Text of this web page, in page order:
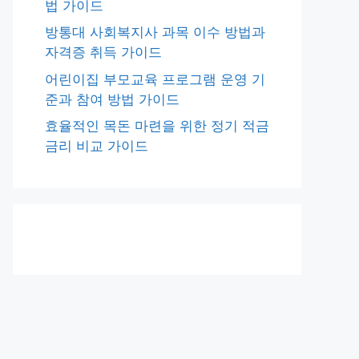
법 가이드
방통대 사회복지사 과목 이수 방법과
자격증 취득 가이드
어린이집 부모교육 프로그램 운영 기
준과 참여 방법 가이드
효율적인 목돈 마련을 위한 정기 적금
금리 비교 가이드